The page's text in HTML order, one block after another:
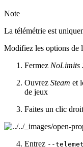
Note
La télémétrie est
Modifiez les options de
Fermez NoLimits
Ouvrez Steam et
de jeux
Faites un clic
Entrez --